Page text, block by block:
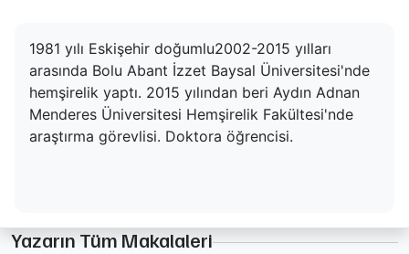
1981 yılı Eskişehir doğumlu2002-2015 yılları
arasında Bolu Abant İzzet Baysal Üniversitesi'nde
hemşirelik yaptı. 2015 yılından beri Aydın Adnan
Menderes Üniversitesi Hemşirelik Fakültesi'nde
araştırma görevlisi. Doktora öğrencisi.
Yazarın Tüm Makalaleri